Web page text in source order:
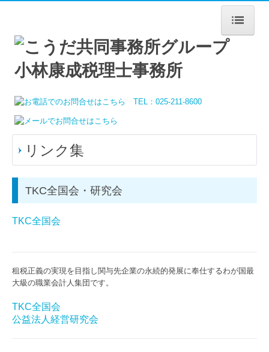
HOME
事務所案内
事務所の特長
職員紹介
法人・個人事業主の方へ
個人の方へ
リンク集
TKC全国会・研究会
TKC全国会
租税正義の実現を目指し関与先企業の永続的発展に奉仕するわが国最
大級の職業会計人集団です。
TKC全国会
公益法人経営研究会